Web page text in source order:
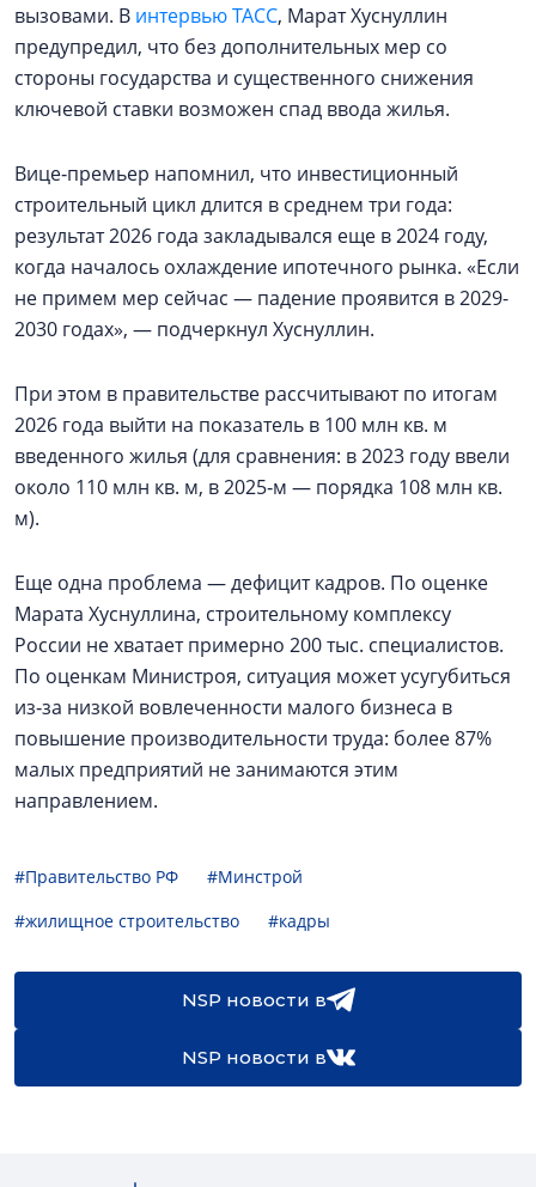
вызовами. В интервью ТАСС, Марат Хуснуллин
предупредил, что без дополнительных мер со
стороны государства и существенного снижения
ключевой ставки возможен спад ввода жилья.
Вице‑премьер напомнил, что инвестиционный
строительный цикл длится в среднем три года:
результат 2026 года закладывался еще в 2024 году,
когда началось охлаждение ипотечного рынка. «Если
не примем мер сейчас — падение проявится в 2029-
2030 годах», — подчеркнул Хуснуллин.
При этом в правительстве рассчитывают по итогам
2026 года выйти на показатель в 100 млн кв. м
введенного жилья (для сравнения: в 2023 году ввели
около 110 млн кв. м, в 2025‑м — порядка 108 млн кв.
м).
Еще одна проблема — дефицит кадров. По оценке
Марата Хуснуллина, строительному комплексу
России не хватает примерно 200 тыс. специалистов.
По оценкам Министроя, ситуация может усугубиться
из‑за низкой вовлеченности малого бизнеса в
повышение производительности труда: более 87%
малых предприятий не занимаются этим
направлением.
#Правительство РФ
#Минстрой
#жилищное строительство
#кадры
NSP новости в
NSP новости в